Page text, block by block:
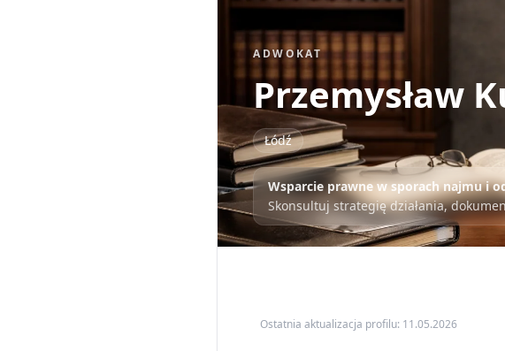
ADWOKAT
Przemysław
Łódź
Wsparcie prawne w sporach najmu i
Skonsultuj strategię działania,
Ostatnia aktualizacja profilu: 11.05.2026